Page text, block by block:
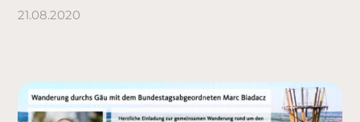
21.08.2020